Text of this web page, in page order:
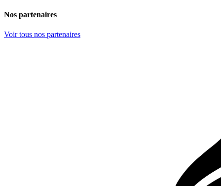
Nos partenaires
Voir tous nos partenaires